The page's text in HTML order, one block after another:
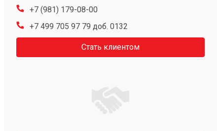
+7 (981) 179-08-00
+7 499 705 97 79 доб. 0132
Стать клиентом